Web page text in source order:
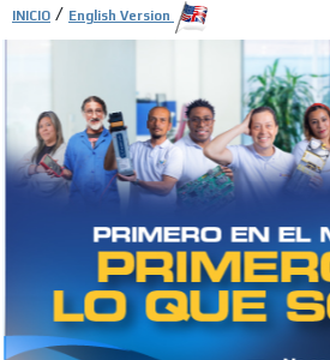
INICIO / English Version
ADS-3A
ADS-3B